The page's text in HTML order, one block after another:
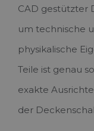
CAD gestützter
um technische
physikalische
Teile ist genau
exakte
der